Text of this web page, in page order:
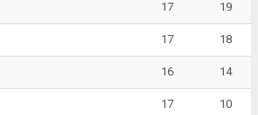
17 19
17 18
16 14
17 10